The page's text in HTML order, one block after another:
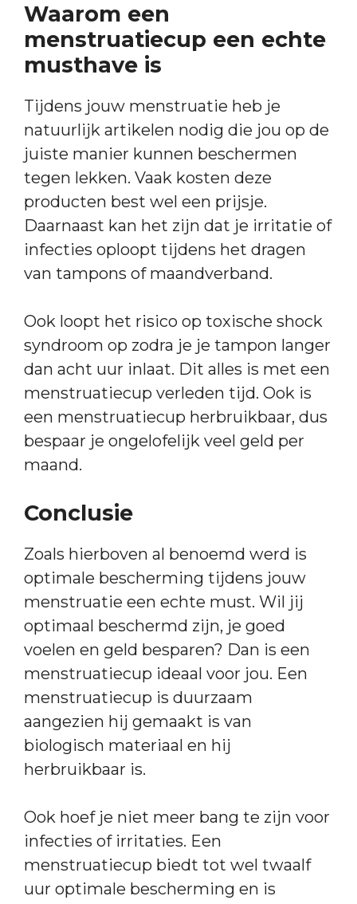
Waarom een
menstruatiecup een echte
musthave is
Tijdens jouw menstruatie heb je
natuurlijk artikelen nodig die jou op de
juiste manier kunnen beschermen
tegen lekken. Vaak kosten deze
producten best wel een prijsje.
Daarnaast kan het zijn dat je irritatie of
infecties oploopt tijdens het dragen
van tampons of maandverband.
Ook loopt het risico op toxische shock
syndroom op zodra je je tampon langer
dan acht uur inlaat. Dit alles is met een
menstruatiecup verleden tijd. Ook is
een menstruatiecup herbruikbaar, dus
bespaar je ongelofelijk veel geld per
maand.
Conclusie
Zoals hierboven al benoemd werd is
optimale bescherming tijdens jouw
menstruatie een echte must. Wil jij
optimaal beschermd zijn, je goed
voelen en geld besparen? Dan is een
menstruatiecup ideaal voor jou. Een
menstruatiecup is duurzaam
aangezien hij gemaakt is van
biologisch materiaal en hij
herbruikbaar is.
Ook hoef je niet meer bang te zijn voor
infecties of irritaties. Een
menstruatiecup biedt tot wel twaalf
uur optimale bescherming en is